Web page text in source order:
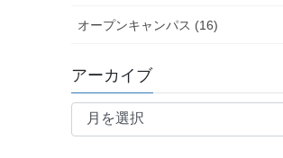
オープンキャンパス (16)
アーカイブ
ア